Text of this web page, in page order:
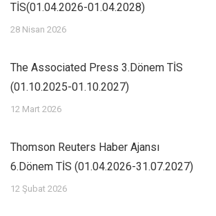
TİS(01.04.2026-01.04.2028)
28 Nisan 2026
The Associated Press 3.Dönem TİS
(01.10.2025-01.10.2027)
12 Mart 2026
Thomson Reuters Haber Ajansı
6.Dönem TİS (01.04.2026-31.07.2027)
12 Şubat 2026